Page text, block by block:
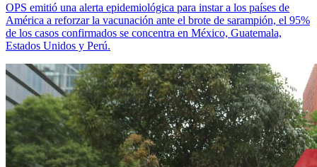
OPS emitió una alerta epidemiológica para instar a los países de
América a reforzar la vacunación ante el brote de sarampión, el 95%
de los casos confirmados se concentra en México, Guatemala,
Estados Unidos y Perú.